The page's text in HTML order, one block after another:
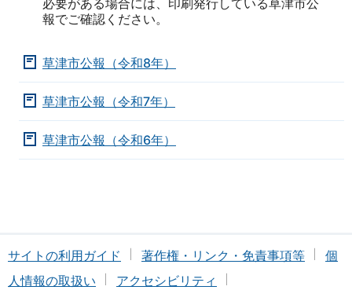
必要がある場合には、印刷発行している草津市公
報でご確認ください。
草津市公報（令和8年）
草津市公報（令和7年）
草津市公報（令和6年）
サイトの利用ガイド 著作権・リンク・免責事項等
個
人情報の取扱い
アクセシビリティ